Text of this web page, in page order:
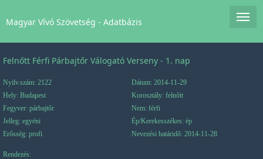
Magyar Vívó Szövetség - Adatbázis
Felnőtt Férfi Párbajtőr Válogató Verseny - 1. nap
Nyilv.szám: 2122
Dátum: 2014-11-29
Hely: Budapest
Korosztály: felnőtt
Fegyver: párbajtőr
Nem: férfi
Jelleg: egyéni
Ép/Kerekesszékes: ép
Erősség: profi
Nevezési határidő: 2014-11-28
Rendezés: